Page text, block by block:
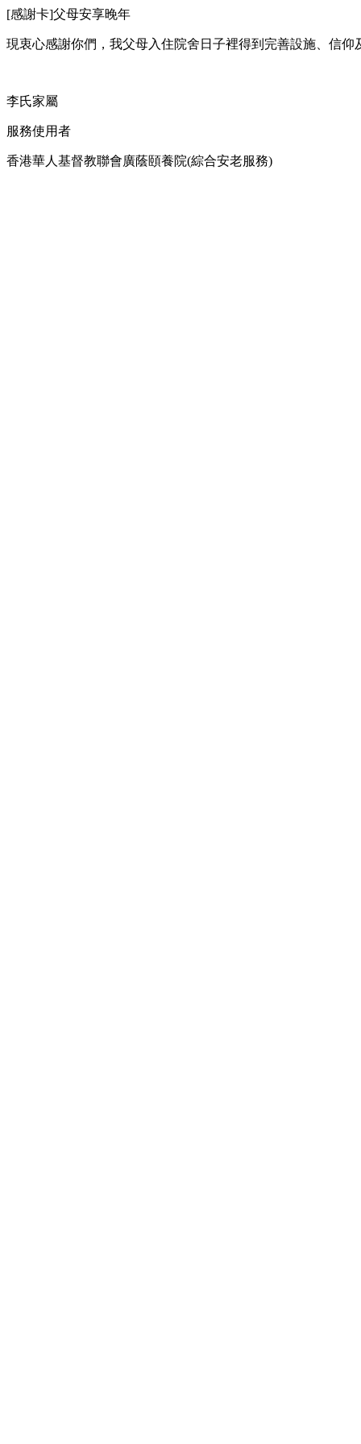
[感謝卡]父母安享晚年
現衷心感謝你們，我父母入住院舍日子裡得到完善設施、信
李氏家屬
服務使用者
香港華人基督教聯會廣蔭頤養院(綜合安老服務)